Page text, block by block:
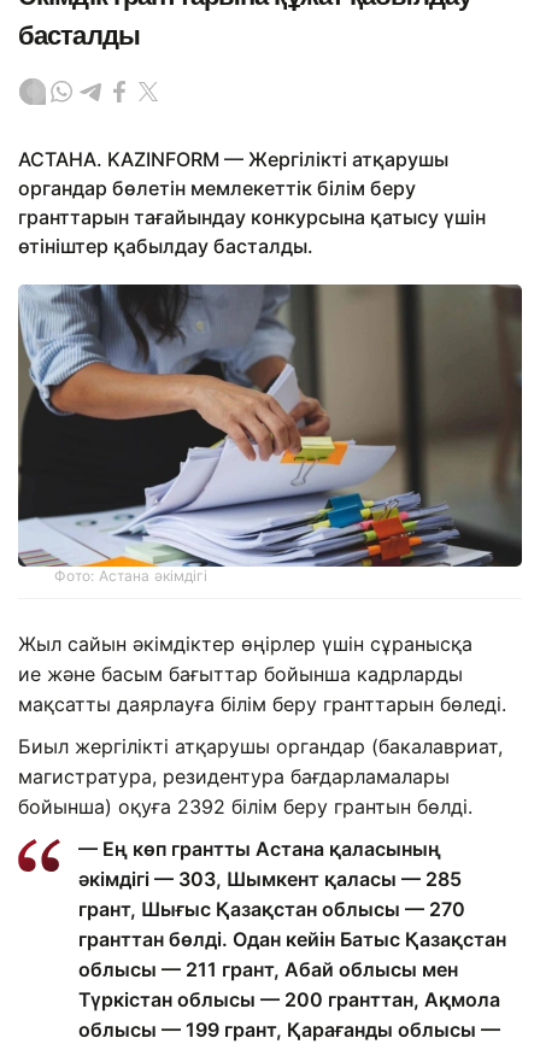
басталды
АСТАНА. KAZINFORM — Жергілікті атқарушы
органдар бөлетін мемлекеттік білім беру
гранттарын тағайындау конкурсына қатысу үшін
өтініштер қабылдау басталды.
Фото: Астана әкімдігі
Жыл сайын әкімдіктер өңірлер үшін сұранысқа
ие және басым бағыттар бойынша кадрларды
мақсатты даярлауға білім беру гранттарын бөледі.
Биыл жергілікті атқарушы органдар (бакалавриат,
магистратура, резидентура бағдарламалары
бойынша) оқуға 2392 білім беру грантын бөлді.
— Ең көп грантты Астана қаласының
әкімдігі — 303, Шымкент қаласы — 285
грант, Шығыс Қазақстан облысы — 270
гранттан бөлді. Одан кейін Батыс Қазақстан
облысы — 211 грант, Абай облысы мен
Түркістан облысы — 200 гранттан, Ақмола
облысы — 199 грант, Қарағанды облысы —